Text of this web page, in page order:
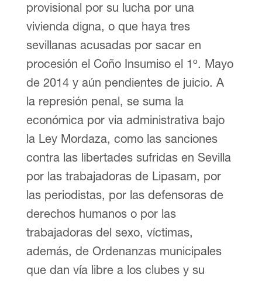
provisional por su lucha por una
vivienda digna, o que haya tres
sevillanas acusadas por sacar en
procesión el Coño Insumiso el 1º. Mayo
de 2014 y aún pendientes de juicio. A
la represión penal, se suma la
económica por via administrativa bajo
la Ley Mordaza, como las sanciones
contra las libertades sufridas en Sevilla
por las trabajadoras de Lipasam, por
las periodistas, por las defensoras de
derechos humanos o por las
trabajadoras del sexo, víctimas,
además, de Ordenanzas municipales
que dan vía libre a los clubes y su